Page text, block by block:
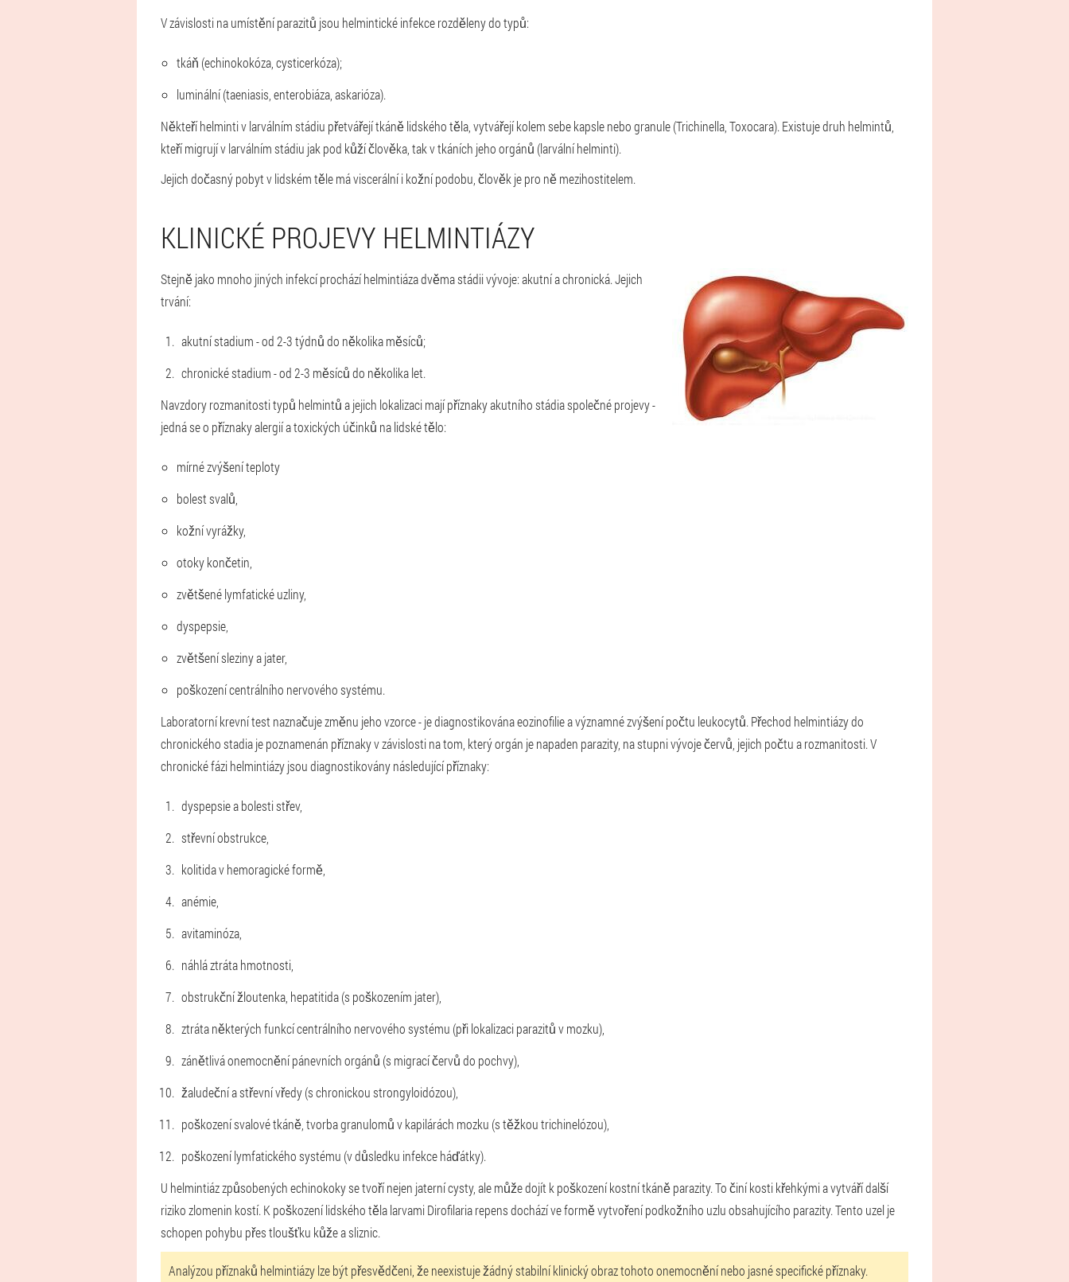
V závislosti na umístění parazitů jsou helmintické infekce rozděleny do typů:
tkáň (echinokokóza, cysticerkóza);
luminální (taeniasis, enterobiáza, askarióza).
Někteří helminti v larválním stádiu přetvářejí tkáně lidského těla, vytvářejí kolem sebe kapsle nebo granule (Trichinella, Toxocara). Existuje druh helmintů,
kteří migrují v larválním stádiu jak pod kůží člověka, tak v tkáních jeho orgánů (larvální helminti).
Jejich dočasný pobyt v lidském těle má viscerální i kožní podobu, člověk je pro ně mezihostitelem.
KLINICKÉ PROJEVY HELMINTIÁZY
Stejně jako mnoho jiných infekcí prochází helmintiáza dvěma stádii vývoje: akutní a chronická. Jejich
trvání:
akutní stadium - od 2-3 týdnů do několika měsíců;
chronické stadium - od 2-3 měsíců do několika let.
Navzdory rozmanitosti typů helmintů a jejich lokalizaci mají příznaky akutního stádia společné projevy -
jedná se o příznaky alergií a toxických účinků na lidské tělo:
mírné zvýšení teploty
bolest svalů,
kožní vyrážky,
otoky končetin,
zvětšené lymfatické uzliny,
dyspepsie,
zvětšení sleziny a jater,
poškození centrálního nervového systému.
Laboratorní krevní test naznačuje změnu jeho vzorce - je diagnostikována eozinofilie a významné zvýšení počtu leukocytů. Přechod helmintiázy do
chronického stadia je poznamenán příznaky v závislosti na tom, který orgán je napaden parazity, na stupni vývoje červů, jejich počtu a rozmanitosti. V
chronické fázi helmintiázy jsou diagnostikovány následující příznaky:
dyspepsie a bolesti střev,
střevní obstrukce,
kolitida v hemoragické formě,
anémie,
avitaminóza,
náhlá ztráta hmotnosti,
obstrukční žloutenka, hepatitida (s poškozením jater),
ztráta některých funkcí centrálního nervového systému (při lokalizaci parazitů v mozku),
zánětlivá onemocnění pánevních orgánů (s migrací červů do pochvy),
žaludeční a střevní vředy (s chronickou strongyloidózou),
poškození svalové tkáně, tvorba granulomů v kapilárách mozku (s těžkou trichinelózou),
poškození lymfatického systému (v důsledku infekce háďátky).
U helmintiáz způsobených echinokoky se tvoří nejen jaterní cysty, ale může dojít k poškození kostní tkáně parazity. To činí kosti křehkými a vytváří další
riziko zlomenin kostí. K poškození lidského těla larvami Dirofilaria repens dochází ve formě vytvoření podkožního uzlu obsahujícího parazity. Tento uzel je
schopen pohybu přes tloušťku kůže a sliznic.
Analýzou příznaků helmintiázy lze být přesvědčeni, že neexistuje žádný stabilní klinický obraz tohoto onemocnění nebo jasné specifické příznaky.